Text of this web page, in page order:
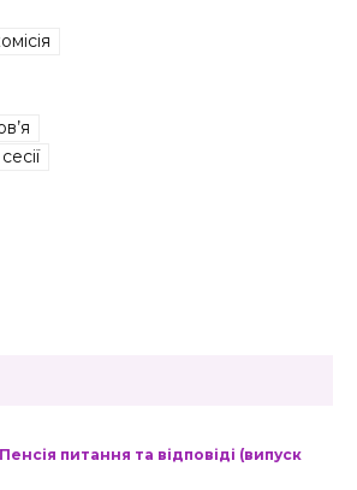
Пенсія питання та відповіді (випуск